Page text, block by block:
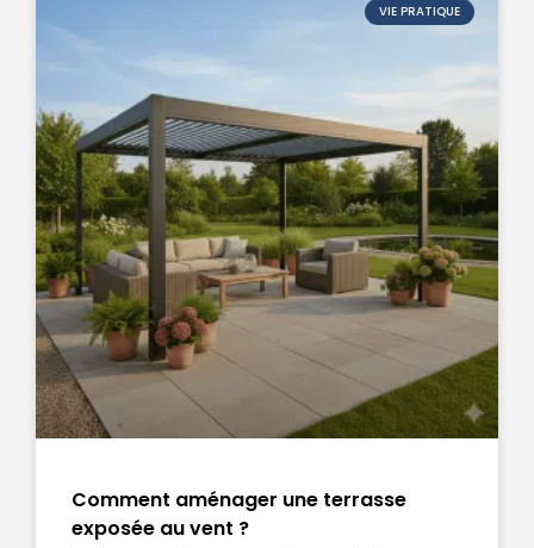
VIE PRATIQUE
Comment aménager une terrasse
exposée au vent ?